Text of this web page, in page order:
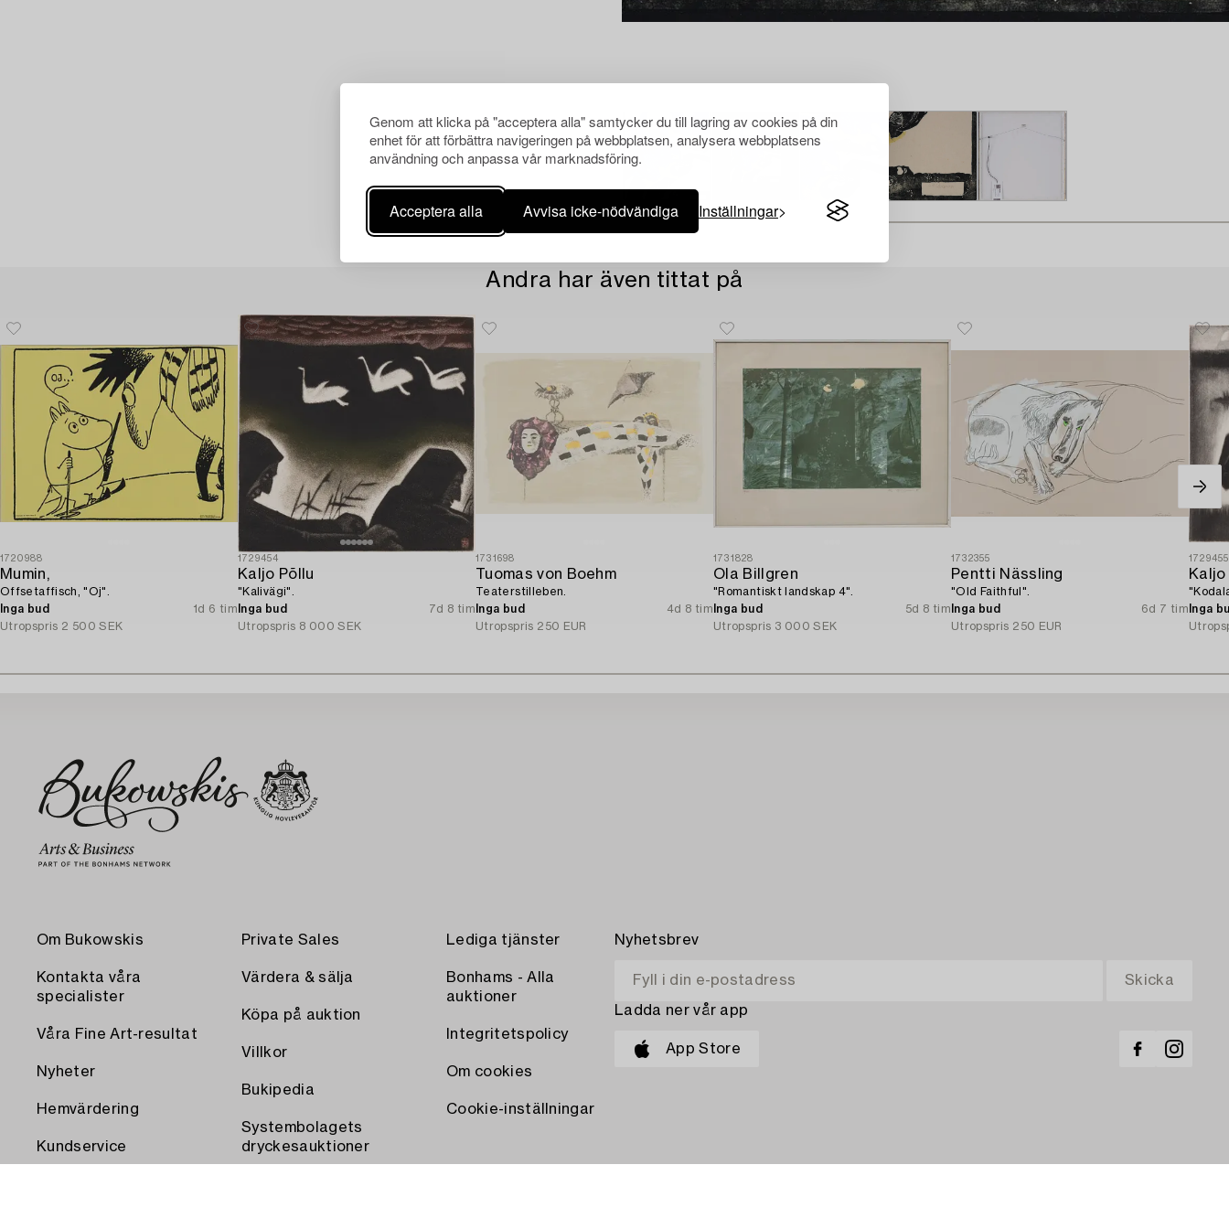
Genom att klicka på "acceptera alla" samtycker du till lagring av cookies på din
enhet för att förbättra navigeringen på webbplatsen, analysera webbplatsens
användning och anpassa vår marknadsföring.
Acceptera alla Avvisa icke-nödvändiga Inställningar
Andra har även tittat på
1720988
Mumin,
Offsetaffisch, "Oj".
Inga bud
1d 6 tim
Utropspris 2 500 SEK
1729454
Kaljo Põllu
"Kalivägi".
Inga bud
7d 8 tim
Utropspris 8 000 SEK
1731698
Tuomas von Boehm
Teaterstilleben.
Inga bud
4d 8 tim
Utropspris 250 EUR
1731828
Ola Billgren
"Romantiskt landskap 4".
Inga bud
5d 8 tim
Utropspris 3 000 SEK
1732355
Pentti Nässling
"Old Faithful".
Inga bud
6d 7 tim
Utropspris 250 EUR
1729455
Kaljo
Inga
Om Bukowskis
Kontakta våra
specialister
Våra Fine Art-resultat
Nyheter
Hemvärdering
Kundservice
Private Sales
Värdera & sälja
Köpa på auktion
Villkor
Bukipedia
Systembolagets
dryckesauktioner
Lediga tjänster
Bonhams - Alla
auktioner
Integritetspolicy
Om cookies
Cookie-inställningar
Nyhetsbrev
Ladda ner vår app
App Store